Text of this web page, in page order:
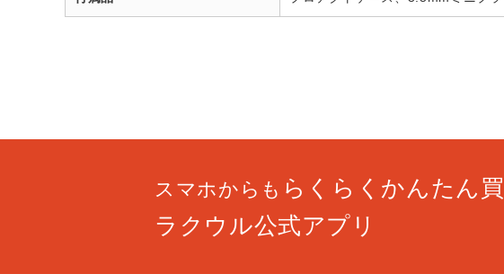
スマホからも らくらくかんたん買
ラクウル公式アプリ